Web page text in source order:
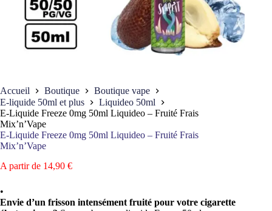
Accueil Boutique
Boutique vape
E-liquide 50ml et plus
Liquideo 50ml
E-Liquide Freeze 0mg 50ml Liquideo – Fruité Frais
Mix’n’Vape
E-Liquide Freeze 0mg 50ml Liquideo – Fruité Frais
Mix’n’Vape
A partir de 14,90 €
•
Envie d’un frisson intensément fruité pour votre cigarette